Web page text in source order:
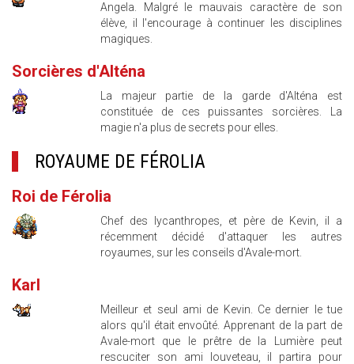
Angela. Malgré le mauvais caractère de son
élève, il l'encourage à continuer les disciplines
magiques.
Sorcières d'Alténa
La majeur partie de la garde d'Alténa est
constituée de ces puissantes sorcières. La
magie n'a plus de secrets pour elles.
ROYAUME DE FÉROLIA
Roi de Férolia
Chef des lycanthropes, et père de Kevin, il a
récemment décidé d'attaquer les autres
royaumes, sur les conseils d'Avale-mort.
Karl
Meilleur et seul ami de Kevin. Ce dernier le tue
alors qu'il était envoûté. Apprenant de la part de
Avale-mort que le prêtre de la Lumière peut
rescuciter son ami louveteau, il partira pour